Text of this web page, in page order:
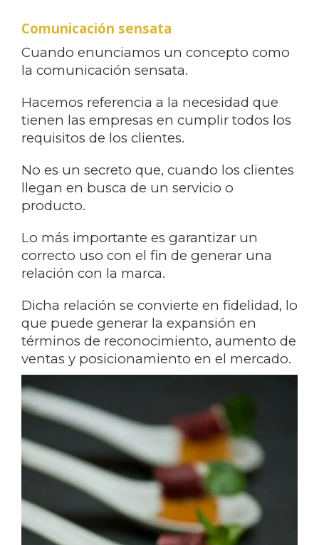
Comunicación sensata
Cuando enunciamos un concepto como
la comunicación sensata.
Hacemos referencia a la necesidad que
tienen las empresas en cumplir todos los
requisitos de los clientes.
No es un secreto que, cuando los clientes
llegan en busca de un servicio o
producto.
Lo más importante es garantizar un
correcto uso con el fin de generar una
relación con la marca.
Dicha relación se convierte en fidelidad, lo
que puede generar la expansión en
términos de reconocimiento, aumento de
ventas y posicionamiento en el mercado.